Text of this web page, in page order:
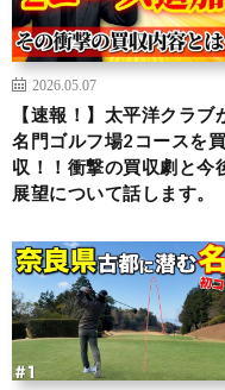
2026.05.07
【速報！】太平洋クラブ
名門ゴルフ場2コースを買
収！！衝撃の買収劇と今
展望について話します。